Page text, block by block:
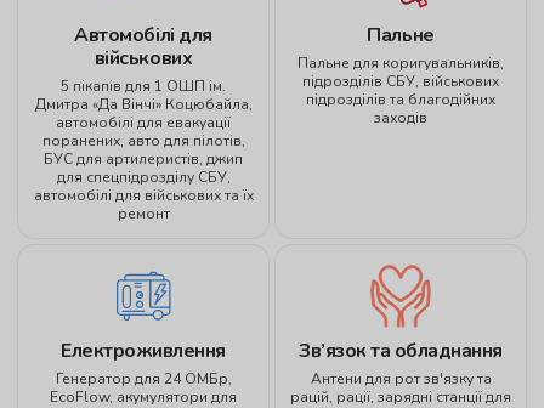
Автомобілі для
військових
5 пікапів для 1 ОШП ім.
Дмитра «Да Вінчі» Коцюбайла,
автомобілі для евакуації
поранених, авто для пілотів,
БУС для артилеристів, джип
для спецпідрозділу СБУ,
автомобілі для військових та їх
ремонт
Пальне
Пальне для коригувальників,
підрозділів СБУ, військових
підрозділів та благодійних
заходів
Електроживлення
Генератор для 24 ОМБр,
EcoFlow, акумулятори для
Зв’язок та обладнання
Антени для рот зв'язку та
рацій, рації, зарядні станції для